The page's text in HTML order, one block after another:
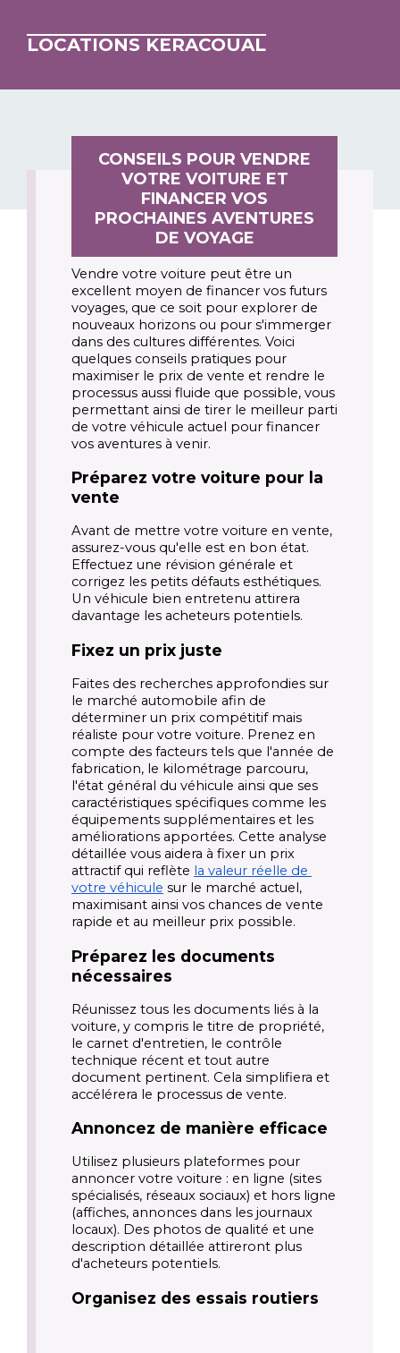
LOCATIONS KERACOUAL
CONSEILS POUR VENDRE
VOTRE VOITURE ET
FINANCER VOS
PROCHAINES AVENTURES
DE VOYAGE
Vendre votre voiture peut être un
excellent moyen de financer vos futurs
voyages, que ce soit pour explorer de
nouveaux horizons ou pour s'immerger
dans des cultures différentes. Voici
quelques conseils pratiques pour
maximiser le prix de vente et rendre le
processus aussi fluide que possible, vous
permettant ainsi de tirer le meilleur parti
de votre véhicule actuel pour financer
vos aventures à venir.
Préparez votre voiture pour la
vente
Avant de mettre votre voiture en vente,
assurez-vous qu'elle est en bon état.
Effectuez une révision générale et
corrigez les petits défauts esthétiques.
Un véhicule bien entretenu attirera
davantage les acheteurs potentiels.
Fixez un prix juste
Faites des recherches approfondies sur
le marché automobile afin de
déterminer un prix compétitif mais
réaliste pour votre voiture. Prenez en
compte des facteurs tels que l'année de
fabrication, le kilométrage parcouru,
l'état général du véhicule ainsi que ses
caractéristiques spécifiques comme les
équipements supplémentaires et les
améliorations apportées. Cette analyse
détaillée vous aidera à fixer un prix
attractif qui reflète la valeur réelle de
votre véhicule sur le marché actuel,
maximisant ainsi vos chances de vente
rapide et au meilleur prix possible.
Préparez les documents
nécessaires
Réunissez tous les documents liés à la
voiture, y compris le titre de propriété,
le carnet d'entretien, le contrôle
technique récent et tout autre
document pertinent. Cela simplifiera et
accélérera le processus de vente.
Annoncez de manière efficace
Utilisez plusieurs plateformes pour
annoncer votre voiture : en ligne (sites
spécialisés, réseaux sociaux) et hors ligne
(affiches, annonces dans les journaux
locaux). Des photos de qualité et une
description détaillée attireront plus
d'acheteurs potentiels.
Organisez des essais routiers